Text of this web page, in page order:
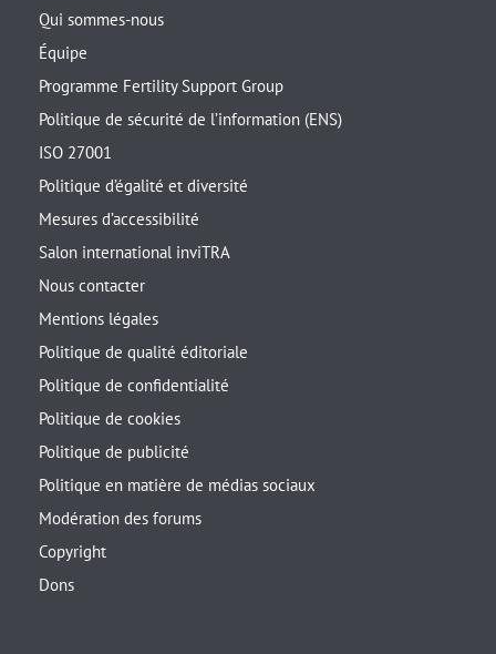
Qui sommes-nous
Équipe
Programme Fertility Support Group
Politique de sécurité de l’information (ENS)
ISO 27001
Politique d’égalité et diversité
Mesures d’accessibilité
Salon international inviTRA
Nous contacter
Mentions légales
Politique de qualité éditoriale
Politique de confidentialité
Politique de cookies
Politique de publicité
Politique en matière de médias sociaux
Modération des forums
Copyright
Dons